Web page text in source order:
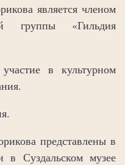
является членом
группы «Гильдия
в культурном
представлены в
в Суздальском музее